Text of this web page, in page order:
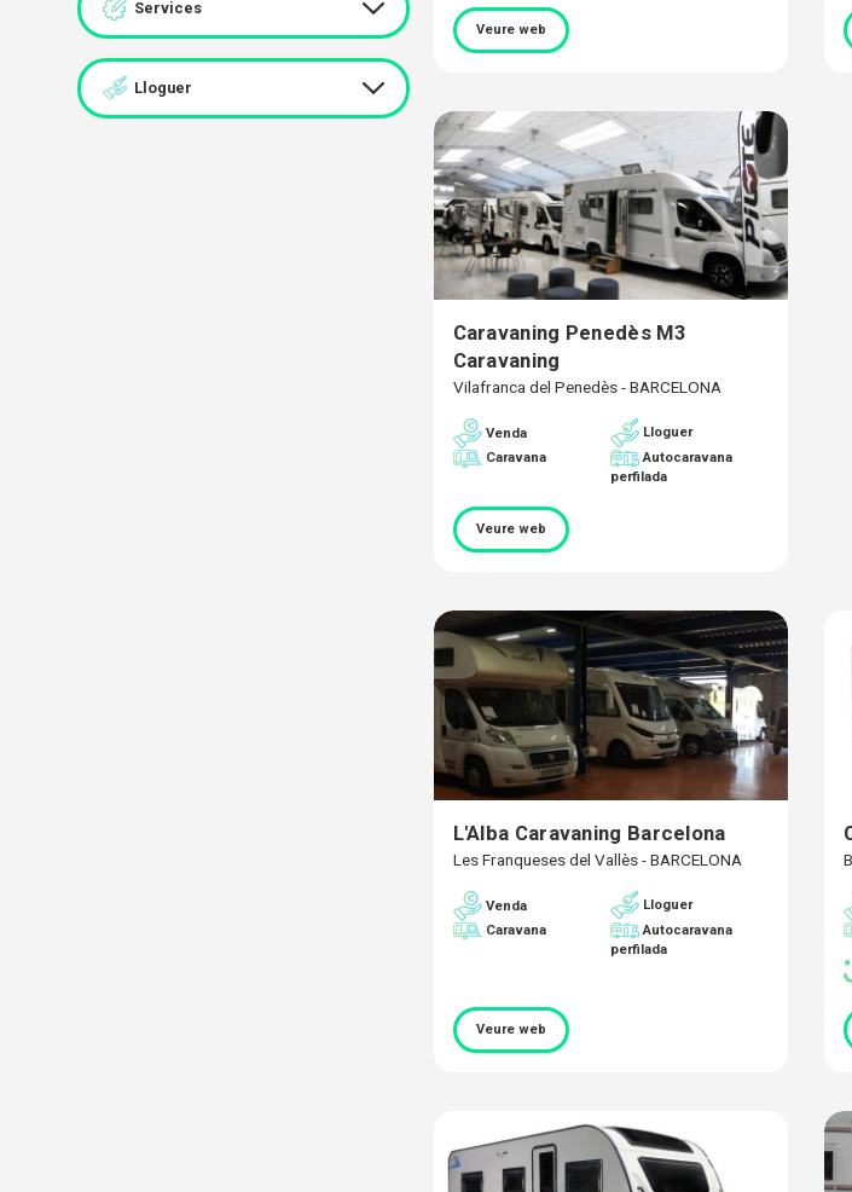
Services
Lloguer
Veure web
Caravaning Penedès M3
Caravaning
Vilafranca del Penedès - BARCELONA
Venda
Lloguer
Caravana
Autocaravana
perfilada
Veure web
L'Alba Caravaning Barcelona
Les Franqueses del Vallès - BARCELONA
Venda
Lloguer
Caravana
Autocaravana
perfilada
Veure web